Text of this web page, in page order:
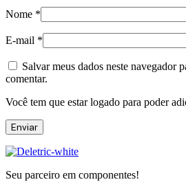
Nome *
E-mail *
Salvar meus dados neste navegador
comentar.
Você tem que estar logado para poder
Seu parceiro em componentes!